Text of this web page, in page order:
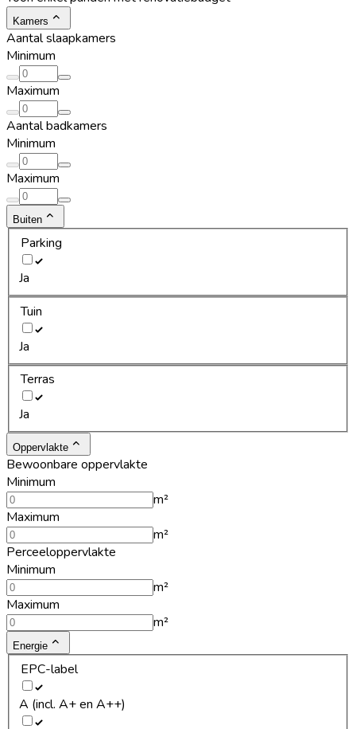
Kamers
Aantal slaapkamers
Minimum
Maximum
Aantal badkamers
Minimum
Maximum
Buiten
Parking
Ja
Tuin
Ja
Terras
Ja
Oppervlakte
Bewoonbare oppervlakte
Minimum
m²
Maximum
m²
Perceeloppervlakte
Minimum
m²
Maximum
m²
Energie
EPC-label
A (incl. A+ en A++)